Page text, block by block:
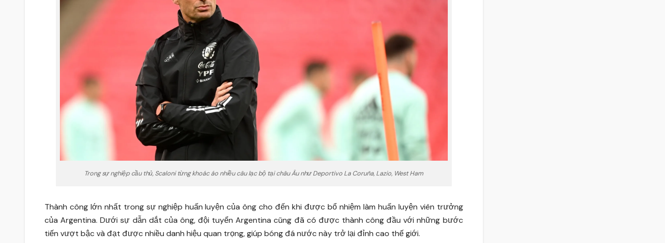
Trong sự nghiệp cầu thủ, Scaloni từng khoác áo nhiều câu lạc bộ tại châu Âu như Deportivo La Coruña, Lazio, West Ham
Thành công lớn nhất trong sự nghiệp huấn luyện của ông cho đến khi được bổ nhiệm làm huấn luyện viên trưởng
của Argentina. Dưới sự dẫn dắt của ông, đội tuyển Argentina cũng đã có được thành công đầu với những bước
tiến vượt bậc và đạt được nhiều danh hiệu quan trọng, giúp bóng đá nước này trở lại đỉnh cao thế giới.